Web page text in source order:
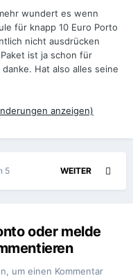
wundert es wenn
für knapp 10 Euro Porto
nicht ausdrücken
ist ja schon für
Hat also alles seine
anzeigen)
WEITER
5
oder melde
um einen Kommentar